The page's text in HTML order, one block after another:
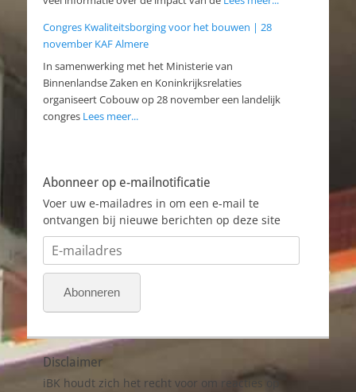
Congres Kwaliteitsborging voor het bouwen | 28
november KAF Almere
In samenwerking met het Ministerie van
Binnenlandse Zaken en Koninkrijksrelaties
organiseert Cobouw op 28 november een landelijk
congres Lees meer...
Abonneer op e-mailnotificatie
Voer uw e-mailadres in om een e-mail te
ontvangen bij nieuwe berichten op deze site
mailadres
Abonneren
Disclaimer
iBK houdt zich het recht voor om reacties op